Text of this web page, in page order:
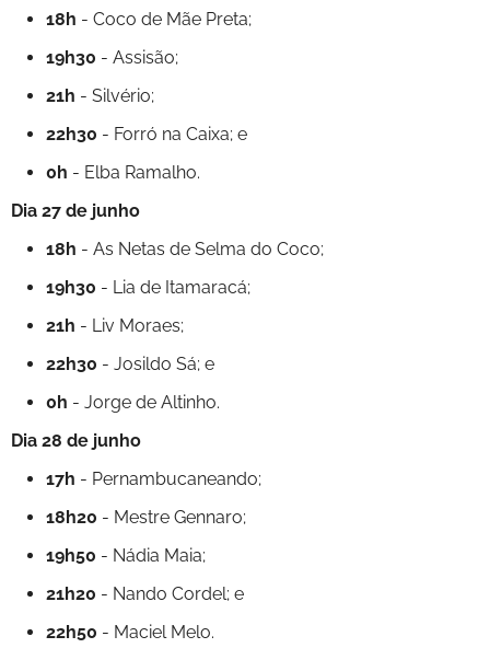
18h - Coco de Mãe Preta;
19h30 - Assisão;
21h - Silvério;
22h30 - Forró na Caixa; e
0h - Elba Ramalho.
Dia 27 de junho
18h - As Netas de Selma do Coco;
19h30 - Lia de Itamaracá;
21h - Liv Moraes;
22h30 - Josildo Sá; e
0h - Jorge de Altinho.
Dia 28 de junho
17h - Pernambucaneando;
18h20 - Mestre Gennaro;
19h50 - Nádia Maia;
21h20 - Nando Cordel; e
22h50 - Maciel Melo.